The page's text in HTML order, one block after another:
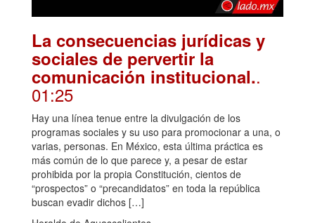
La consecuencias jurídicas y
sociales de pervertir la
comunicación institucional..
01:25
Hay una línea tenue entre la divulgación de los
programas sociales y su uso para promocionar a una, o
varias, personas. En México, esta última práctica es
más común de lo que parece y, a pesar de estar
prohibida por la propia Constitución, cientos de
“prospectos” o “precandidatos” en toda la república
buscan evadir dichos […]